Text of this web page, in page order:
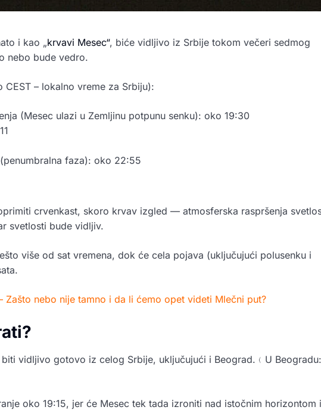
i kao „krvavi Mesec“, biće vidljivo iz Srbije tokom večeri sedmog
nebo bude vedro.
– lokalno vreme za Srbiju):
(Mesec ulazi u Zemljinu potpunu senku): oko 19:30
faza): oko 22:55
crvenkast, skoro krvav izgled — atmosferska raspršenja
svetlosti bude vidljiv.
više od sat vremena, dok će cela pojava (uključujući polusenku i
Zašto nebo nije tamno i da li ćemo opet videti Mlečni put?
biti vidljivo gotovo iz celog Srbije, uključujući i Beograd.﹙U Beogradu:
oko 19:15, jer će Mesec tek tada izroniti nad istočnim horizontom i